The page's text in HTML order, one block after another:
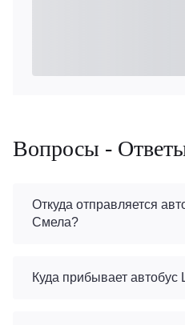
Вопросы -
Откуда отправляется
Смела?
Куда прибывает автобус